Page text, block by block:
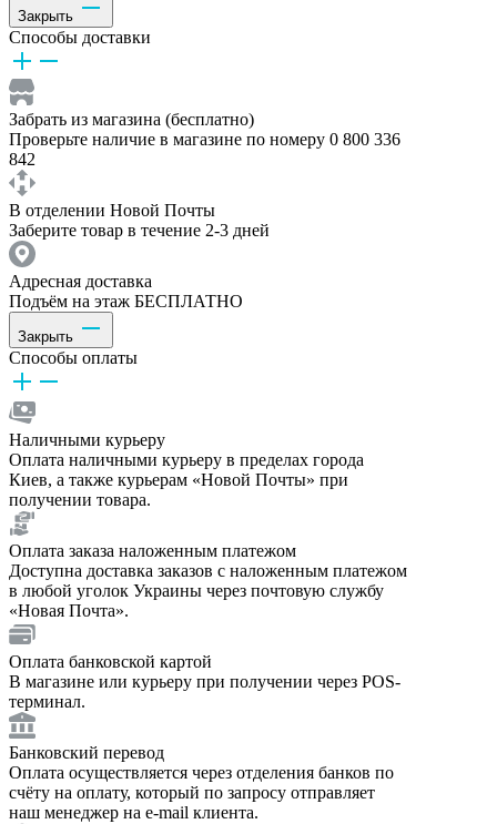
Закрыть
Способы доставки
Забрать из магазина (бесплатно)
Проверьте наличие в магазине по номеру 0 800 336
842
В отделении Новой Почты
Заберите товар в течение 2-3 дней
Адресная доставка
Подъём на этаж БЕСПЛАТНО
Закрыть
Способы оплаты
Наличными курьеру
Оплата наличными курьеру в пределах города
Киев, а также курьерам «Новой Почты» при
получении товара.
Оплата заказа наложенным платежом
Доступна доставка заказов с наложенным платежом
в любой уголок Украины через почтовую службу
«Новая Почта».
Оплата банковской картой
В магазине или курьеру при получении через POS-
терминал.
Банковский перевод
Оплата осуществляется через отделения банков по
счёту на оплату, который по запросу отправляет
наш менеджер на e-mail клиента.